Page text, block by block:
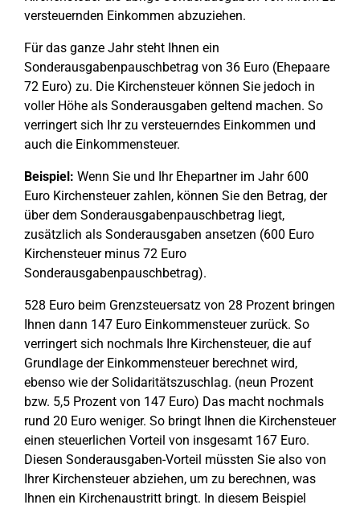
versteuernden Einkommen abzuziehen.
Für das ganze Jahr steht Ihnen ein
Sonderausgabenpauschbetrag von 36 Euro (Ehepaare
72 Euro) zu. Die Kirchensteuer können Sie jedoch in
voller Höhe als Sonderausgaben geltend machen. So
verringert sich Ihr zu versteuerndes Einkommen und
auch die Einkommensteuer.
Beispiel: Wenn Sie und Ihr Ehepartner im Jahr 600
Euro Kirchensteuer zahlen, können Sie den Betrag, der
über dem Sonderausgabenpauschbetrag liegt,
zusätzlich als Sonderausgaben ansetzen (600 Euro
Kirchensteuer minus 72 Euro
Sonderausgabenpauschbetrag).
528 Euro beim Grenzsteuersatz von 28 Prozent bringen
Ihnen dann 147 Euro Einkommensteuer zurück. So
verringert sich nochmals Ihre Kirchensteuer, die auf
Grundlage der Einkommensteuer berechnet wird,
ebenso wie der Solidaritätszuschlag. (neun Prozent
bzw. 5,5 Prozent von 147 Euro) Das macht nochmals
rund 20 Euro weniger. So bringt Ihnen die Kirchensteuer
einen steuerlichen Vorteil von insgesamt 167 Euro.
Diesen Sonderausgaben-Vorteil müssten Sie also von
Ihrer Kirchensteuer abziehen, um zu berechnen, was
Ihnen ein Kirchenaustritt bringt. In diesem Beispiel